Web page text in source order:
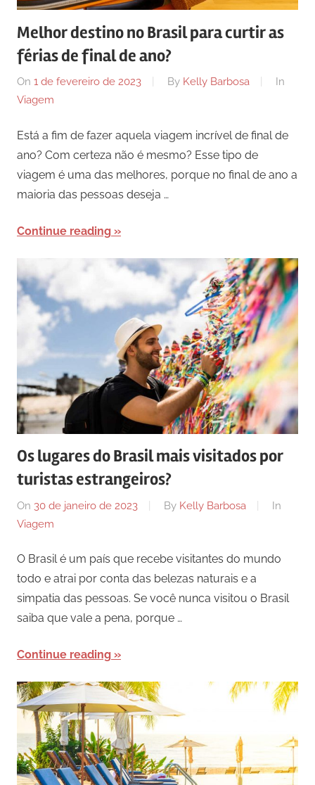
Melhor destino no Brasil para curtir as
férias de final de ano?
On 1 de fevereiro de 2023 By Kelly Barbosa
In
Viagem
Está a fim de fazer aquela viagem incrível de final de
ano? Com certeza não é mesmo? Esse tipo de
viagem é uma das melhores, porque no final de ano a
maioria das pessoas deseja …
Continue reading
Os lugares do Brasil mais visitados por
turistas estrangeiros?
On 30 de janeiro de 2023 By Kelly Barbosa
In
Viagem
O Brasil é um país que recebe visitantes do mundo
todo e atrai por conta das belezas naturais e a
simpatia das pessoas. Se você nunca visitou o Brasil
saiba que vale a pena, porque …
Continue reading